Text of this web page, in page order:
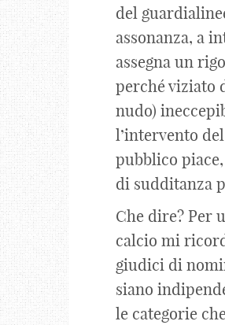
del
assonanza, a
assegna un
perché viziato
nudo)
l’intervento
pubblico
di sudditanza
Che dire? Per
calcio mi
giudici di
siano
le categorie